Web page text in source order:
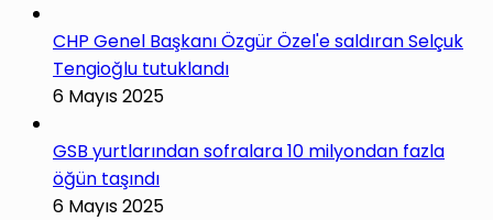
CHP Genel Başkanı Özgür Özel'e saldıran Selçuk
Tengioğlu tutuklandı
6 Mayıs 2025
GSB yurtlarından sofralara 10 milyondan fazla
öğün taşındı
6 Mayıs 2025